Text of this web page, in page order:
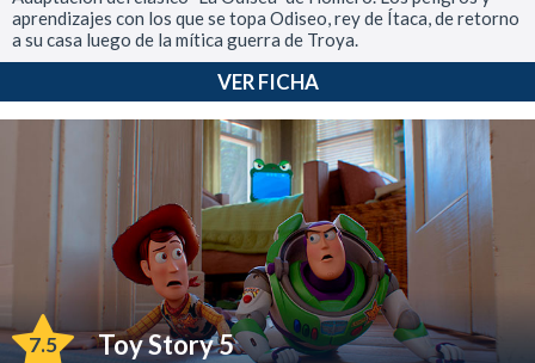
aprendizajes con los que se topa Odiseo, rey de Ítaca, de retorno
a su casa luego de la mítica guerra de Troya.
VER FICHA
7.5 Toy Story 5